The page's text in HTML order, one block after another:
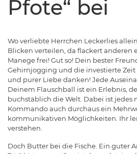
Pfote“ bei
Wo verliebte Herrchen Leckerlies
Blicken verteilen, da flackert anderen
Manege frei! Gut so! Dein bester
Gehirnjogging und die investierte
und purer Liebe danken! Jede
Deinem Flauschball ist ein Erlebnis,
buchstäblich die Welt. Dabei ist jedes
Kommando auch durchaus ein
kommunikativen Möglichkeiten. Ihr
verstehen.
Doch Butter bei die Fische. Ein guter